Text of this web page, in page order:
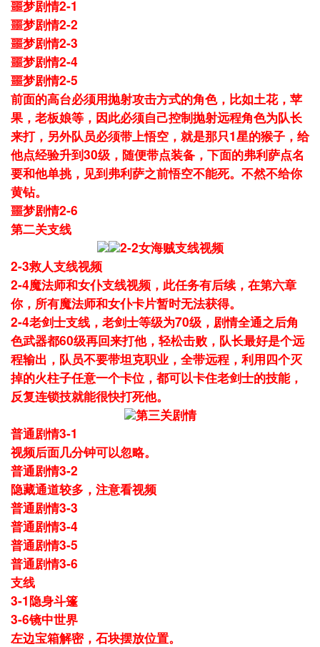
噩梦剧情2-1
噩梦剧情2-2
噩梦剧情2-3
噩梦剧情2-4
噩梦剧情2-5
前面的高台必须用抛射攻击方式的角色，比如土花，苹
果，老板娘等，因此必须自己控制抛射远程角色为队长
来打，另外队员必须带上悟空，就是那只1星的猴子，给
他点经验升到30级，随便带点装备，下面的弗利萨点名
要和他单挑，见到弗利萨之前悟空不能死。不然不给你
黄钻。
噩梦剧情2-6
第二关支线
2-2女海贼支线视频
2-3救人支线视频
2-4魔法师和女仆支线视频，此任务有后续，在第六章
你，所有魔法师和女仆卡片暂时无法获得。
2-4老剑士支线，老剑士等级为70级，剧情全通之后角
色武器都60级再回来打他，轻松击败，队长最好是个远
程输出，队员不要带坦克职业，全带远程，利用四个灭
掉的火柱子任意一个卡位，都可以卡住老剑士的技能，
反复连锁技就能很快打死他。
第三关剧情
普通剧情3-1
视频后面几分钟可以忽略。
普通剧情3-2
隐藏通道较多，注意看视频
普通剧情3-3
普通剧情3-4
普通剧情3-5
普通剧情3-6
支线
3-1隐身斗篷
3-6镜中世界
左边宝箱解密，石块摆放位置。